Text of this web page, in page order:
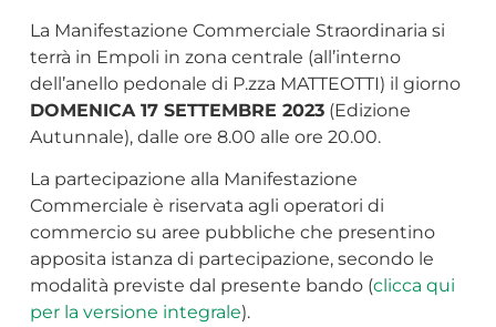
La Manifestazione Commerciale Straordinaria si
terrà in Empoli in zona centrale (all’interno
dell’anello pedonale di P.zza MATTEOTTI) il giorno
DOMENICA 17 SETTEMBRE 2023(Edizione
Autunnale), dalle ore 8.00 alle ore 20.00.
La partecipazione alla Manifestazione
Commerciale è riservata agli operatori di
commercio su aree pubbliche che presentino
apposita istanza di partecipazione, secondo le
modalità previste dal presente bando (clicca qui
per la versione integrale).